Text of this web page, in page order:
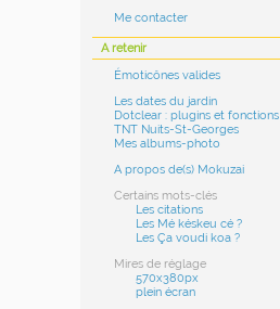
Me contacter
A retenir
Émoticônes valides
Les dates du jardin
Dotclear : plugins et fonctions
TNT Nuits-St-Georges
Mes albums-photo
A propos de(s) Mokuzai
Certains mots-clés
Les citations
Les Mé késkeu cé ?
Les Ça voudi koa ?
Mires de réglage
570x380px
plein écran